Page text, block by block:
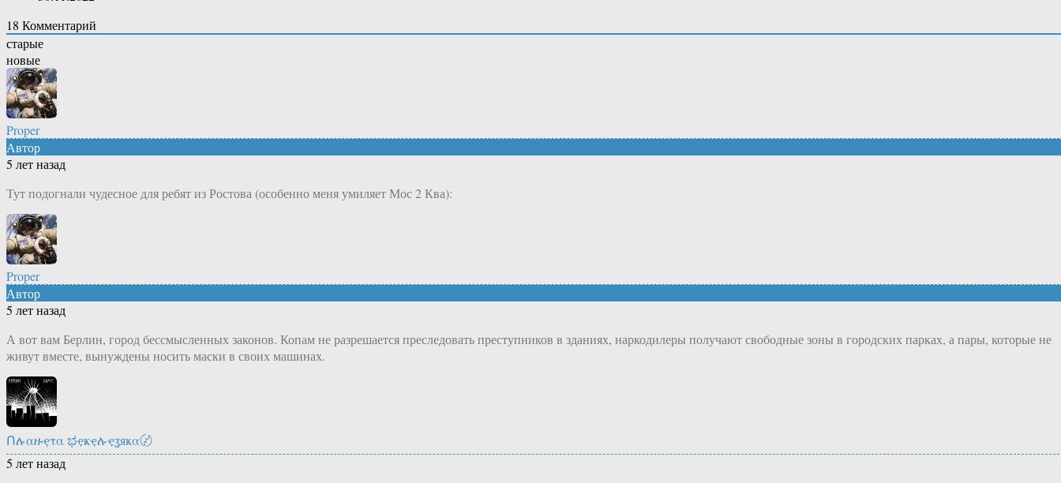
18 Комментарий
старые
новые
Proper
Автор
5 лет назад
Тут подогнали чудесное для ребят из Ростова (особенно меня умиляет Мос 2 Ква):
Proper
Автор
5 лет назад
А вот вам Берлин, город бессмысленных законов. Копам не разрешается преследовать преступников в зданиях, наркодилеры получают свободные зоны в городских парках, а пары, которые не
живут вместе, вынуждены носить маски в своих машинах.
Ոሉαዙҿτα ಭҿҝҿሉҿʓяҝα〄
5 лет назад